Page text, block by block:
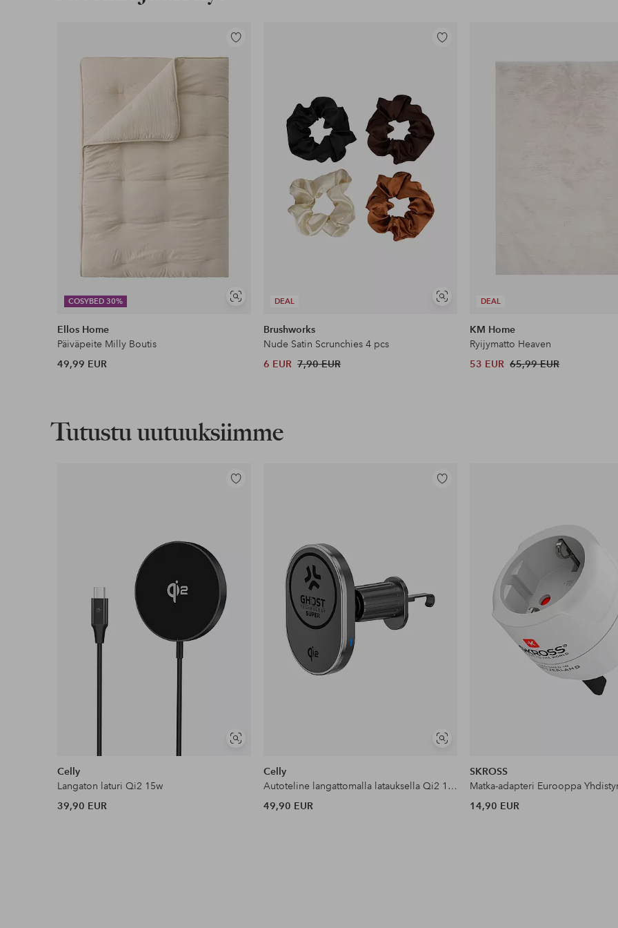
Lataa korkearesoluutioinen kuva
Ilmainen toimitus
Koskee yli 69 € normaalipaketteja
Lue lisää
Lasku & Tili
Edullisimmat maksutapamme
Lue lisää
COSYBED 30%
Näytä
Lisää
suosikkeihin
Ellos Home
Päiväpeite Milly Boutis
49,99 EUR
DEAL
Näytä
Lisää
Brushworks
Nude Satin Scrunchies 4 pcs
6 EUR 7,90 EUR
DEAL
KM Home
Ryijymatto Heaven
53 EUR 65,99 EUR
Tutustu uutuuksiimme
Näytä
Lisää
Celly
Langaton laturi Qi2 15w
39,90 EUR
Näytä
Lisää
Celly
Autoteline langattomalla latauksella Qi2 15w
49,90 EUR
SKROSS
14,90 EUR